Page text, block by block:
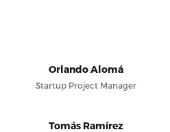
Orlando Alomá
Startup Project Manager
Tomás Ramírez